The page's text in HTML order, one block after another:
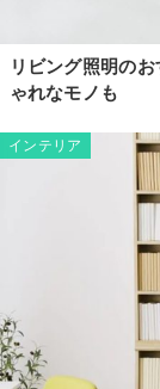
リビング照明の
ゃれなモノも
インテリア